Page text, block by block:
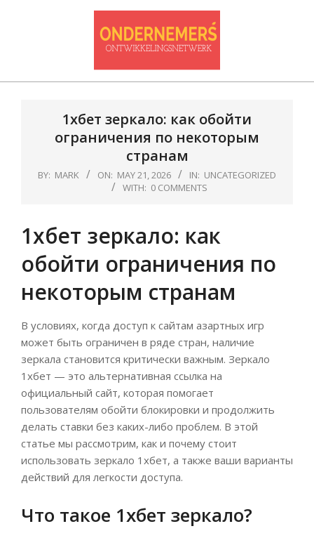
1хбет зеркало: как обойти
ограничения по некоторым
странам
BY: MARK ON: MAY 21, 2026 IN: UNCATEGORIZED
WITH: 0 COMMENTS
1хбет зеркало: как
обойти ограничения по
некоторым странам
В условиях, когда доступ к сайтам азартных игр
может быть ограничен в ряде стран, наличие
зеркала становится критически важным. Зеркало
1хбет — это альтернативная ссылка на
официальный сайт, которая помогает
пользователям обойти блокировки и продолжить
делать ставки без каких-либо проблем. В этой
статье мы рассмотрим, как и почему стоит
использовать зеркало 1хбет, а также ваши варианты
действий для легкости доступа.
Что такое 1хбет зеркало?